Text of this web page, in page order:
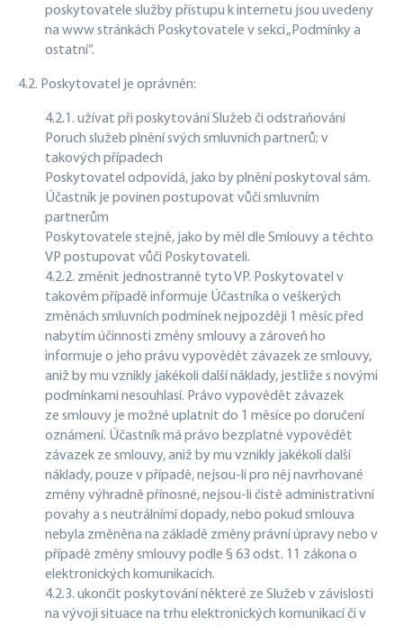
poskytovatele služby přístupu k internetu jsou uvedeny
na www stránkách Poskytovatele v sekci „Podmínky a
ostatní“.
4.2. Poskytovatel je oprávněn:
4.2.1. užívat při poskytování Služeb či odstraňování
Poruch služeb plnění svých smluvních partnerů; v
takových případech
Poskytovatel odpovídá, jako by plnění poskytoval sám.
Účastník je povinen postupovat vůči smluvním
partnerům
Poskytovatele stejně, jako by měl dle Smlouvy a těchto
VP postupovat vůči Poskytovateli.
4.2.2. změnit jednostranně tyto VP. Poskytovatel v
takovém případě informuje Účastníka o veškerých
změnách smluvních podmínek nejpozději 1 měsíc před
nabytím účinnosti změny smlouvy a zároveň ho
informuje o jeho právu vypovědět závazek ze smlouvy,
aniž by mu vznikly jakékoli další náklady, jestliže s novými
podmínkami nesouhlasí. Právo vypovědět závazek
ze smlouvy je možné uplatnit do 1 měsíce po doručení
oznámení. Účastník má právo bezplatně vypovědět
závazek ze smlouvy, aniž by mu vznikly jakékoli další
náklady, pouze v případě, nejsou-li pro něj navrhované
změny výhradně přínosné, nejsou-li čistě administrativní
povahy a s neutrálními dopady, nebo pokud smlouva
nebyla změněna na základě změny právní úpravy nebo v
případě změny smlouvy podle § 63 odst. 11 zákona o
elektronických komunikacích.
4.2.3. ukončit poskytování některé ze Služeb v závislosti
na vývoji situace na trhu elektronických komunikací či v